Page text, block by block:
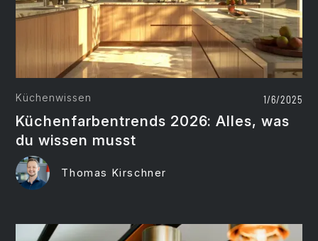
Küchenwissen 1/6/2025
Küchenfarbentrends 2026: Alles, was
du wissen musst
Thomas Kirschner